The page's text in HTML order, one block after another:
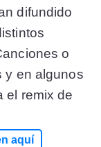
difundido
o
y en algunos
el remix de
aquí